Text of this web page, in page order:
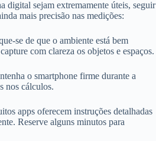
digital sejam extremamente úteis, seguir
mais precisão nas medições:
se de que o ambiente está bem
com clareza os objetos e espaços.
o smartphone firme durante a
nos cálculos.
apps oferecem instruções detalhadas
Reserve alguns minutos para